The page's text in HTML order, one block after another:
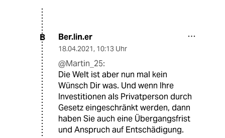
B Ber.lin.er
18.04.2021, 10:13 Uhr
@Martin_25:
Die Welt ist aber nun mal kein
Wünsch Dir was. Und wenn Ihre
Investitionen als Privatperson durch
Gesetz eingeschränkt werden, dann
haben Sie auch eine Übergangsfrist
und Anspruch auf Entschädigung.